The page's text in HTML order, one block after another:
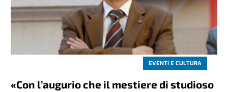
EVENTI E CULTURA
«Con l’augurio che il mestiere di studioso